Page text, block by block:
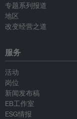
专题系列报道
地区
改变经营之道
服务
活动
岗位
新闻发布稿
EB工作室
ESG情报